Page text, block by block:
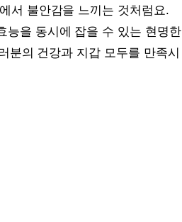
서 불안감을 느끼는 것처럼요.
능을 동시에 잡을 수 있는 현명한
의 건강과 지갑 모두를 만족시